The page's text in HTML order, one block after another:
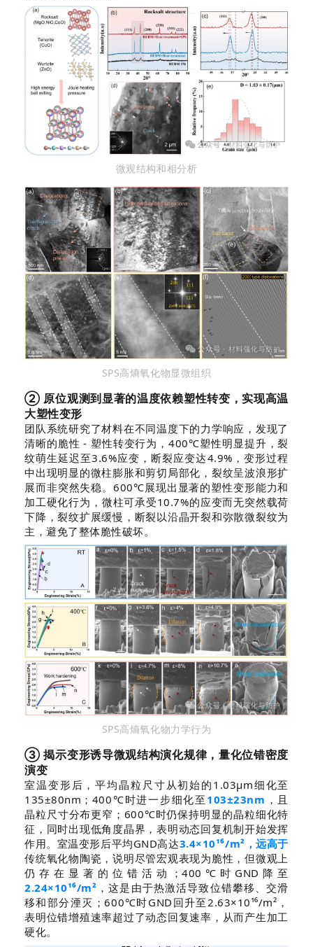
微观结构和相分析
SPS高熵氧化物显微组织
② 原位观测到显著的温度依赖塑性转变，实现高温
大塑性变形
团队系统研究了材料在不同温度下的力学响应，发现了
清晰的脆性 - 塑性转变行为，400℃塑性明显提升，裂
纹萌生延迟至3.6%应变，断裂应变达4.9%，变形过程
中出现明显的微柱膨胀和剪切局部化，裂纹呈波浪形扩
展而非突然失稳。600℃展现出显著的塑性变形能力和
加工硬化行为，微柱可承受10.7%的应变而无突然载荷
下降，裂纹扩展缓慢，断裂以沿晶开裂和弥散微裂纹为
主，避免了整体脆性破坏。
SPS高熵氧化物力学行为
③ 揭示变形诱导微观结构演化规律，量化位错密度
演变
室温变形后，平均晶粒尺寸从初始的1.03μm细化至
135±80nm；400℃时进一步细化至 103±23nm ，且
晶粒尺寸分布更窄；600℃时仍保持明显的晶粒细化特
征，同时出现低角度晶界，表明动态回复机制开始发挥
作用。室温变形后平均GND高达3.4×10¹⁶/m²，远高于
传统氧化物陶瓷，说明尽管宏观表现为脆性，但微观上
仍存在显著的位错活动；400℃时GND降至
2.24×10¹⁶/m² ，这是由于热激活导致位错攀移、交滑
移和部分湮灭；600℃时GND回升至2.63×10¹⁶/m²，
表明位错增殖速率超过了动态回复速率，从而产生加工
硬化。